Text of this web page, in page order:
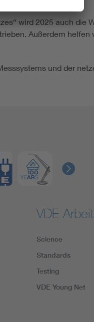
wird 2025 auch die
Außerdem helfen
und der
VDE
Science
Standards
Testing
VDE Young Net